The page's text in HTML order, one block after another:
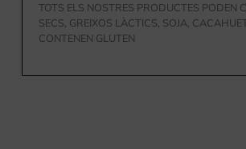
TOTS ELS NOSTRES PRODUCTES PODEN
SECS, GREIXOS LÀCTICS, SOJA,
CONTENEN GLUTEN